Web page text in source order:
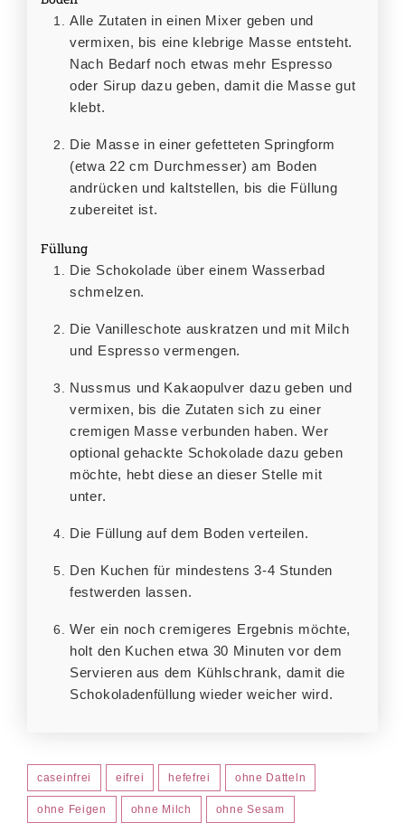
Alle Zutaten in einen Mixer geben und
vermixen, bis eine klebrige Masse entsteht.
Nach Bedarf noch etwas mehr Espresso
oder Sirup dazu geben, damit die Masse gut
klebt.
Die Masse in einer gefetteten Springform
(etwa 22 cm Durchmesser) am Boden
andrücken und kaltstellen, bis die Füllung
zubereitet ist.
Füllung
Die Schokolade über einem Wasserbad
schmelzen.
Die Vanilleschote auskratzen und mit Milch
und Espresso vermengen.
Nussmus und Kakaopulver dazu geben und
vermixen, bis die Zutaten sich zu einer
cremigen Masse verbunden haben. Wer
optional gehackte Schokolade dazu geben
möchte, hebt diese an dieser Stelle mit
unter.
Die Füllung auf dem Boden verteilen.
Den Kuchen für mindestens 3-4 Stunden
festwerden lassen.
Wer ein noch cremigeres Ergebnis möchte,
holt den Kuchen etwa 30 Minuten vor dem
Servieren aus dem Kühlschrank, damit die
Schokoladenfüllung wieder weicher wird.
caseinfrei eifrei hefefrei ohne Datteln
ohne Feigen ohne Milch ohne Sesam